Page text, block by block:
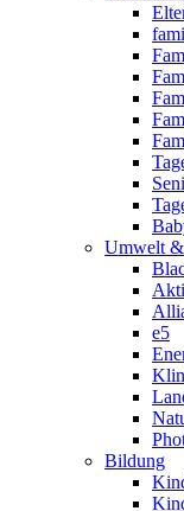
Umwelt
e5
Bildung